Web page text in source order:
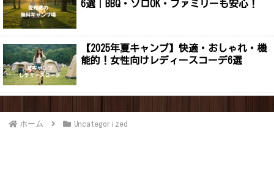
6選｜BBQ・ソロOK・ファミリーも安心！
【2025年夏キャンプ】快適・おしゃれ・機
能的！女性向けレディースコーデ6選
ホーム Uncategorized